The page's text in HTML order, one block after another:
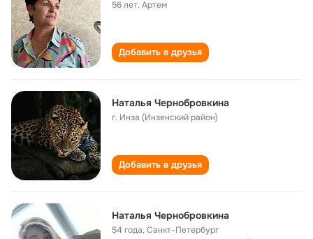
56 лет,Артем
Добавить в друзья
Наталья Чернобровкина
г. Инза (Инзенский район)
Добавить в друзья
Наталья Чернобровкина
54 года,Санкт-Петербург